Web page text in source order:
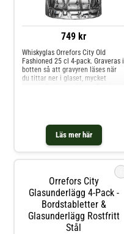
749 kr
Läs mer här
Whiskyglas Orrefors City Old
Fashioned 25 cl 4-pack. Graveras i
botten så att gravyren läses när
du tittar ner i glaset, mycket
Orrefors City
Glasunderlägg 4-Pack -
Bordstabletter &
Glasunderlägg Rostfritt
Stål